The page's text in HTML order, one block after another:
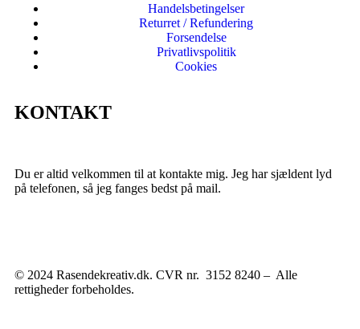
Handelsbetingelser
Returret / Refundering
Forsendelse
Privatlivspolitik
Cookies
KONTAKT
Du er altid velkommen til at kontakte mig. Jeg har sjældent lyd
på telefonen, så jeg fanges bedst på mail.
© 2024 Rasendekreativ.dk. CVR nr. 3152 8240 – Alle
rettigheder forbeholdes.